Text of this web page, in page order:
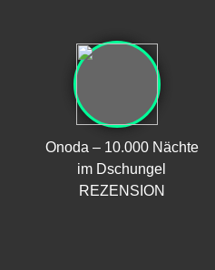
Onoda – 10.000 Nächte
im Dschungel
REZENSION